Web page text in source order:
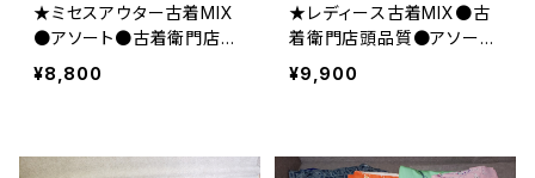
★ミセスアウター古着MIX
●アソート●古着衛門店頭
品質●大量/業販/仕入れ/
卸/福袋
¥8,800
★レディース古着MIX●古
着衛門店頭品質●アソート
●大量/業販/仕入れ/卸/福
¥9,900